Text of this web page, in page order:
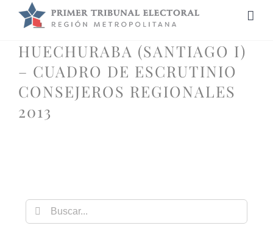
HUECHURABA (SANTIAGO I)
– CUADRO DE ESCRUTINIO
CONSEJEROS REGIONALES
2013
Buscar: